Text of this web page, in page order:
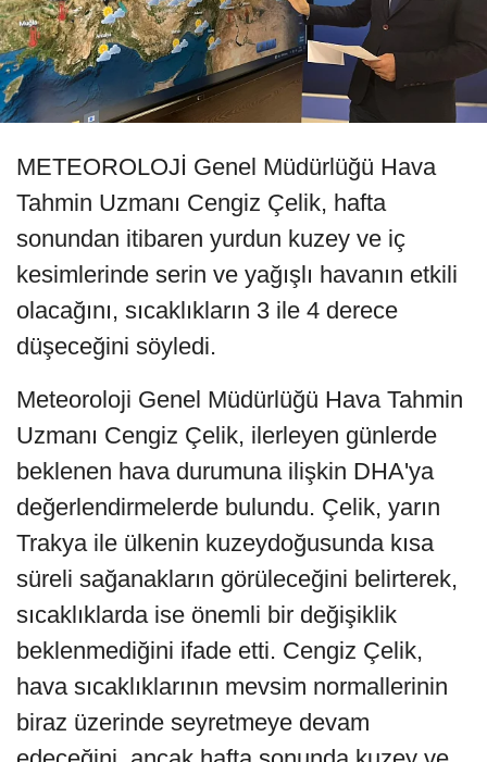
METEOROLOJİ Genel Müdürlüğü Hava
Tahmin Uzmanı Cengiz Çelik, hafta
sonundan itibaren yurdun kuzey ve iç
kesimlerinde serin ve yağışlı havanın etkili
olacağını, sıcaklıkların 3 ile 4 derece
düşeceğini söyledi.
Meteoroloji Genel Müdürlüğü Hava Tahmin
Uzmanı Cengiz Çelik, ilerleyen günlerde
beklenen hava durumuna ilişkin DHA'ya
değerlendirmelerde bulundu. Çelik, yarın
Trakya ile ülkenin kuzeydoğusunda kısa
süreli sağanakların görüleceğini belirterek,
sıcaklıklarda ise önemli bir değişiklik
beklenmediğini ifade etti. Cengiz Çelik,
hava sıcaklıklarının mevsim normallerinin
biraz üzerinde seyretmeye devam